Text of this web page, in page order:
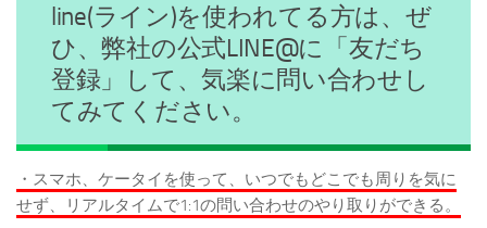
line(ライン)を使われてる方は、ぜ
ひ、弊社の公式LINE@に「友だち
登録」して、気楽に問い合わせし
てみてください。
・スマホ、ケータイを使って、いつでもどこでも周りを気に
せず、リアルタイムで1:1の問い合わせのやり取りができる。